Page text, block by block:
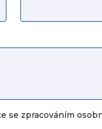
se zpracováním